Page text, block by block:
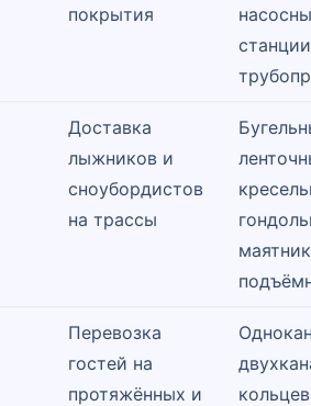
покрытия
Доставка
лыжников и
сноубордистов
на трассы
Перевозка
гостей на
протяжённых и